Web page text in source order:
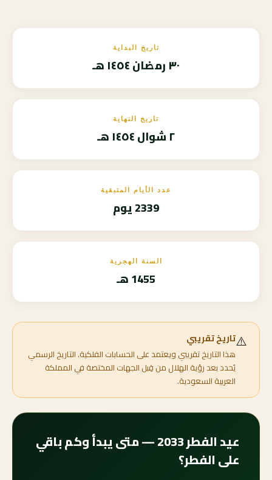
تاريخ البداية
٣٠ رمضان ١٤٥٤ هـ
تاريخ النهاية
٢ شوال ١٤٥٤ هـ
عدد الأيام المتبقية
2339 يوم
السنة الهجرية
1455 هـ
⚠️تاريخ تقريبي
هذا التاريخ تقريبي ويعتمد على الحسابات الفلكية. التاريخ الرسمي
يُحدد بعد رؤية الهلال من قِبل الجهات المختصة في المملكة
العربية السعودية.
عيد الفطر 2033 — متى يبدأ وكم باقي
على الفطر؟